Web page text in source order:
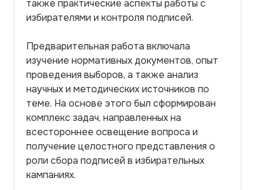
также практические аспекты работы с
избирателями и контроля подписей.
Предварительная работа включала
изучение нормативных документов, опыт
проведения выборов, а также анализ
научных и методических источников по
теме. На основе этого был сформирован
комплекс задач, направленных на
всестороннее освещение вопроса и
получение целостного представления о
роли сбора подписей в избирательных
кампаниях.